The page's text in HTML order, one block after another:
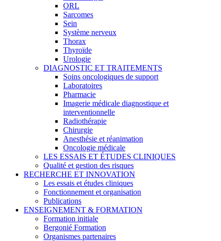
ORL
Sarcomes
Sein
Système nerveux
Thorax
Thyroïde
Urologie
DIAGNOSTIC ET TRAITEMENTS
Soins oncologiques de support
Laboratoires
Pharmacie
Imagerie médicale diagnostique et
interventionnelle
Radiothérapie
Chirurgie
Anesthésie et réanimation
Oncologie médicale
LES ESSAIS ET ÉTUDES CLINIQUES
Qualité et gestion des risques
RECHERCHE ET INNOVATION
Les essais et études cliniques
Fonctionnement et organisation
Publications
ENSEIGNEMENT & FORMATION
Formation initiale
Bergonié Formation
Organismes partenaires